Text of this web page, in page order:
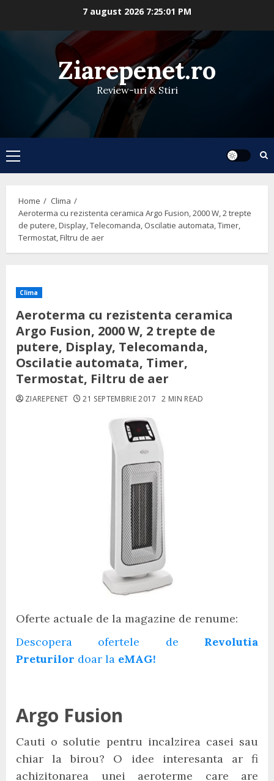
7 august 2026 7:25:02 PM
Ziarepenet.ro
Review-uri & Stiri
Primary
Menu
Home
Clima
Aeroterma cu rezistenta ceramica Argo Fusion, 2000 W, 2 trepte
de putere, Display, Telecomanda, Oscilatie automata, Timer,
Termostat, Filtru de aer
Clima
Aeroterma cu rezistenta ceramica
Argo Fusion, 2000 W, 2 trepte de
putere, Display, Telecomanda,
Oscilatie automata, Timer,
Termostat, Filtru de aer
ZIAREPENET 21 SEPTEMBRIE 2017 2 MIN READ
Oferte actuale de la magazine de renume:
Descopera ofertele de Revolutia
Preturilor doar la eMAG!
Argo Fusion
Cauti o solutie pentru incalzirea casei sau
chiar la birou? O idee interesanta ar fi
achizitonarea unei aeroterme care are